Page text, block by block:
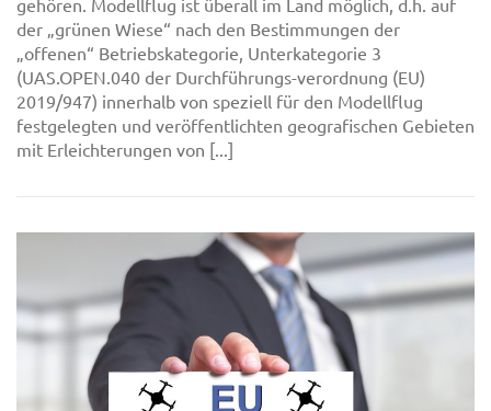
gehören. Modellflug ist überall im Land möglich, d.h. auf
der „grünen Wiese“ nach den Bestimmungen der
„offenen“ Betriebskategorie, Unterkategorie 3
(UAS.OPEN.040 der Durchführungs-verordnung (EU)
2019/947) innerhalb von speziell für den Modellflug
festgelegten und veröffentlichten geografischen Gebieten
mit Erleichterungen von [...]